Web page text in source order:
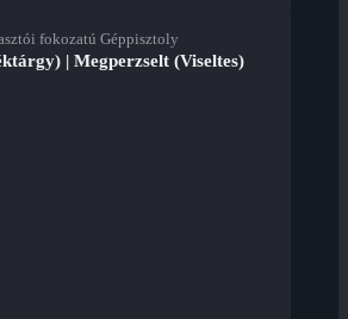
fokozatú Géppisztoly
| Megperzselt (Viseltes)